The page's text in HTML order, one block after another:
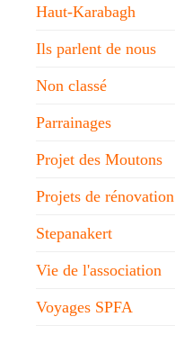
Haut-Karabagh
Ils parlent de nous
Non classé
Parrainages
Projet des Moutons
Projets de rénovation
Stepanakert
Vie de l'association
Voyages SPFA